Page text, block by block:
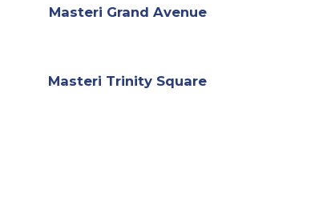
Masteri Grand Avenue
Masteri Trinity Square